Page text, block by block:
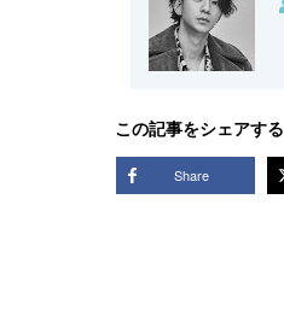
この記事をシェアする
Share